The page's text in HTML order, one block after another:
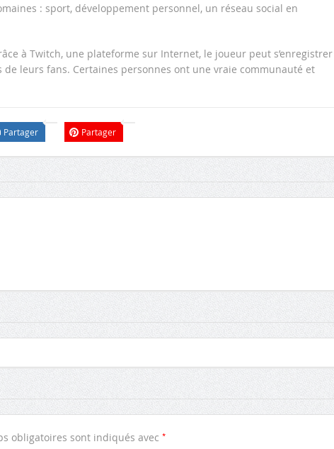
: sport, développement personnel, un réseau social en
à Twitch, une plateforme sur Internet, le joueur peut s’enregistrer
leurs fans. Certaines personnes ont une vraie communauté et
Partager Partager
obligatoires sont indiqués avec *